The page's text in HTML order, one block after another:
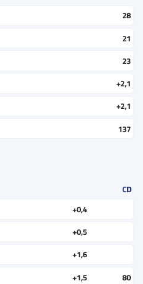
28
21
23
+2,1
+2,1
137
CD
+0,4
+0,5
+1,6
+1,5 80